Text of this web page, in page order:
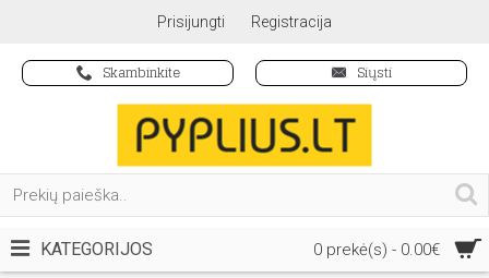
Prisijungti Registracija
Skambinkite Siųsti
0 prekė(s) - 0.00€
KATEGORIJOS